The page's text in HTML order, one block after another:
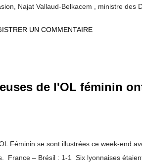
Najat Vallaud-Belkacem , ministre des
: l'égalité des rémunérations est
(le rapport de situation comparé) et
un...
UN COMMENTAIRE
de l'OL féminin
Féminin se sont illustrées ce week-end
France – Brésil : 1-1 Six lyonnaises